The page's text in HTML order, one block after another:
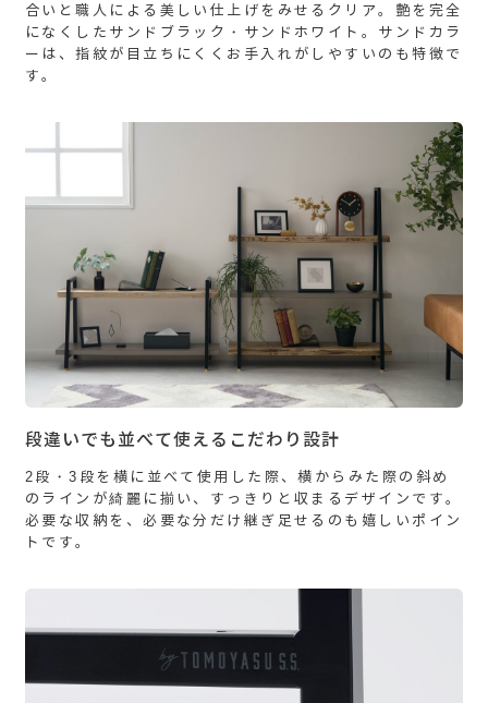
合いと職人による美しい仕上げをみせるクリア。艶を完全
になくしたサンドブラック・サンドホワイト。サンドカラ
ーは、指紋が目立ちにくくお手入れがしやすいのも特徴で
す。
段違いでも並べて使えるこだわり設計
2段・3段を横に並べて使用した際、横からみた際の斜め
のラインが綺麗に揃い、すっきりと収まるデザインです。
必要な収納を、必要な分だけ継ぎ足せるのも嬉しいポイン
トです。